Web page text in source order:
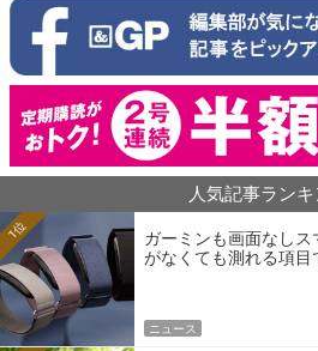
人気記事ラン
ガーミンも画面なし
がなくても測れる項目
1位
ニュース